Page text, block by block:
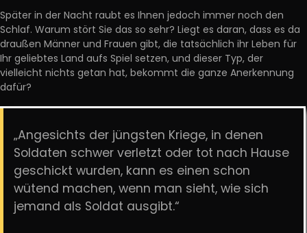
Später in der Nacht raubt es Ihnen jedoch immer noch den
Schlaf. Warum stört Sie das so sehr? Liegt es daran, dass es da
draußen Männer und Frauen gibt, die tatsächlich ihr Leben für
Ihr geliebtes Land aufs Spiel setzen, und dieser Typ, der
vielleicht nichts getan hat, bekommt die ganze Anerkennung
dafür?
„Angesichts der jüngsten Kriege, in denen
Soldaten schwer verletzt oder tot nach Hause
geschickt wurden, kann es einen schon
wütend machen, wenn man sieht, wie sich
jemand als Soldat ausgibt.“